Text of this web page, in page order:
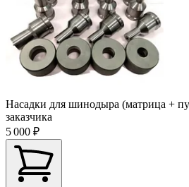
Насадки для шинодыра (матрица +
заказчика
5 000 ₽